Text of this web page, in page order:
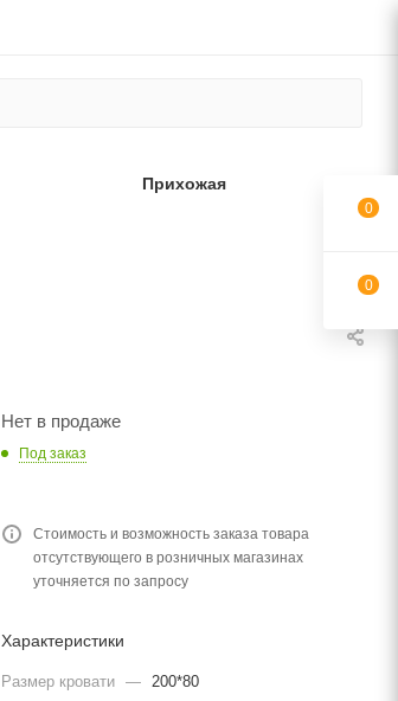
Прихожая
Нет в продаже
Под заказ
Стоимость и возможность заказа товара
отсутствующего в розничных магазинах
уточняется по запросу
Характеристики
Размер кровати —
200*80
0
0